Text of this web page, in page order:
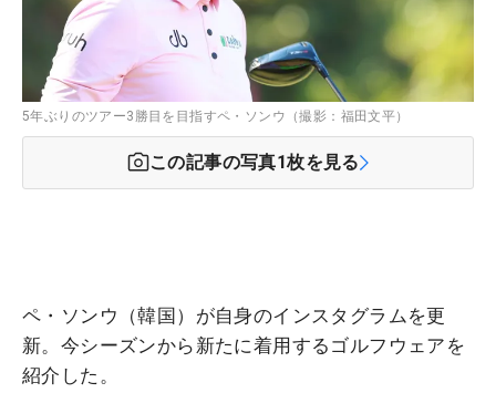
5年ぶりのツアー3勝目を目指すペ・ソンウ（撮影：福田文平）
この記事の写真1枚を見る
ペ・ソンウ（韓国）が自身のインスタグラムを更
新。今シーズンから新たに着用するゴルフウェアを
紹介した。